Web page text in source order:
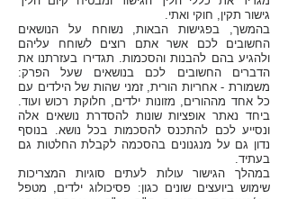
גישור תקין, חוקי ואתי.
בהמשך, בפגישות הבאות, נשוחח על הנושאים
החשובים לכם אשר אתם רוצים לשוחח עליהם
ולהגיע בהם להבנות והסכמות. תגדירו בעזרתנו את
הדברים החשובים לכם בנושאים שעל הפרק:
משמורת - אחריות הורית, זמני שהות של הילדים עם
כל אחד מההורים, מזונות ילדים, חלוקת רכוש ועוד.
ביחד נאתר אופציות שונות להסדרת נושאים אלה
ונסייע לכם להתכנס להסכמות בכל נושא. בנוסף
נדון גם על מנגנונים בהסכמה לקבלת החלטות גם
בעתיד.
במהלך הגישור עולות לעתים סוגיות המצריכות
שימוש ביועצים שונים כגון: פסיכולוג ילדים, מטפל